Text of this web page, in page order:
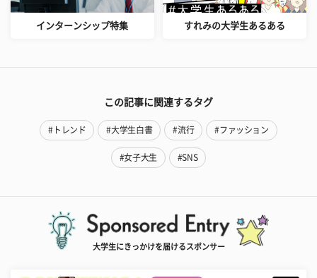
インターンシップ特集 すれみの大学生あるある
この記事に関連するタグ
#トレンド #大学生白書 #流行 #ファッション
#女子大生 #SNS
大学生にきっかけを届けるスポンサー